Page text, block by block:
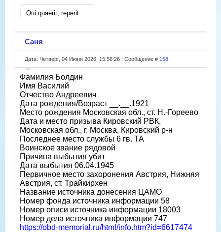
Qui quaerit, reperit
Саня
Дата: Четверг, 04 Июня 2026, 15:56:26 | Сообщение # 158
Фамилия Болдин
Имя Василий
Отчество Андреевич
Дата рождения/Возраст __.__.1921
Место рождения Московская обл., ст. Н.-Гореево
Дата и место призыва Кировский РВК,
Московская обл., г. Москва, Кировский р-н
Последнее место службы 6 гв. ТА
Воинское звание рядовой
Причина выбытия убит
Дата выбытия 06.04.1945
Первичное место захоронения Австрия, Нижняя
Австрия, ст. Трайкирхен
Название источника донесения ЦАМО
Номер фонда источника информации 58
Номер описи источника информации 18003
Номер дела источника информации 747
https://obd-memorial.ru/html/info.htm?id=6617474